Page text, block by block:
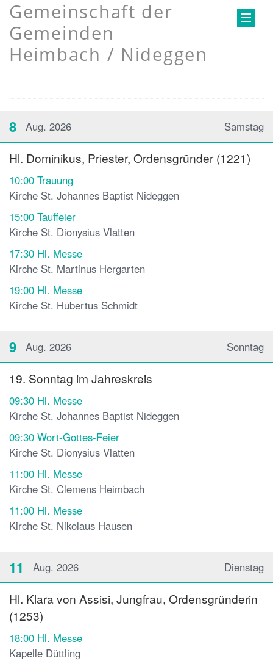
Gemeinschaft der
Gemeinden
Heimbach / Nideggen
Samstag
8 Aug. 2026
Hl. Dominikus, Priester, Ordensgründer (1221)
10:00 Trauung
Kirche St. Johannes Baptist Nideggen
15:00 Tauffeier
Kirche St. Dionysius Vlatten
17:30 Hl. Messe
Kirche St. Martinus Hergarten
19:00 Hl. Messe
Kirche St. Hubertus Schmidt
Sonntag
9 Aug. 2026
19. Sonntag im Jahreskreis
09:30 Hl. Messe
Kirche St. Johannes Baptist Nideggen
09:30 Wort-Gottes-Feier
Kirche St. Dionysius Vlatten
11:00 Hl. Messe
Kirche St. Clemens Heimbach
11:00 Hl. Messe
Kirche St. Nikolaus Hausen
Dienstag
11 Aug. 2026
Hl. Klara von Assisi, Jungfrau, Ordensgründerin
(1253)
18:00 Hl. Messe
Kapelle Düttling